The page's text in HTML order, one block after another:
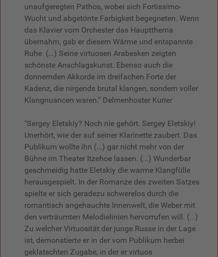
unaufgeregten Pathos, wobei sich Fortissimo-
Wucht und abgetönte Farbigkeit begegneten. Wenn
das Klavier vom Orchester das Hauptthema
übernahm, gab er diesem Wärme und entspannte
Ruhe. (...) Seine virtuosen Arabesken zeigten
schönste Anschlagskunst. Ebenso auch die
donnernden Akkorde im dreifachen Forte der
Kadenz, die nirgends brutal klangen, sondern voller
Klangnuancen waren." Delmenhoster Kurier
"Sergey Eletskiy? Noch nie gehört. Sergey Eletskiy!
Unerhört, wie der auf seiner Klarinette zaubert. Das
Publikum wollte ihn (...) gar nicht mehr von der
Bühne im Theater Itzehoe lassen. (...) Wunderbar
geschmeidig hatte Eletskiy die warme Klangfülle
herausgespielt. In der Romanze des zweiten Satzes
spielte er sich geradezu schwerelos durch die
romantisch angehauchte Innenwelt, die Weber mit
den verträumten Melodielinien hervorrufen will. (...)
Zu welcher Virtuosität der junge Russe in der Lage
ist, demonstierte er in der vom Publikum herbei
geklatschten Zugabe, in der er virtuos